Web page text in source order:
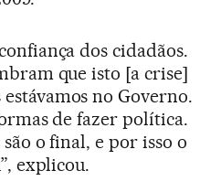
dos cidadãos.
que isto [a crise]
no Governo.
de fazer política.
o final, e por isso o
explicou.